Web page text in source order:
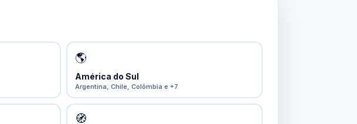
🌎
América do Sul
Argentina, Chile, Colômbia e +7
🧭